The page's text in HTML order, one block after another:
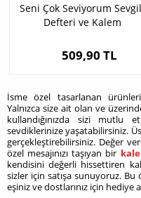
Seni Çok Seviyorum
Defteri ve Kalem
509,90 TL
İsme özel tasarlanan
Yalnızca size ait olan ve
kullandığınızda sizi mutlu
sevdiklerinize yaşatabilirsiniz.
gerçekleştirebilirsiniz. Değer
özel mesajınızı taşıyan bir
kendisini değerli hissettiren
sizler için satışa sunuyoruz.
eşiniz ve dostlarınız için hediye